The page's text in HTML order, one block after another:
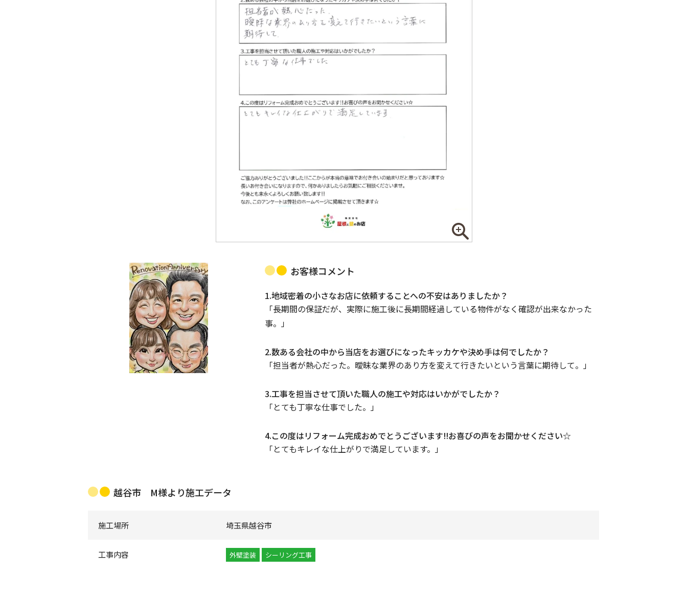
お客様コメント
1.地域密着の小さなお店に依頼することへの不安はありましたか？
「長期間の保証だが、実際に施工後に長期間経過している物件がなく確認が出来なかった
事。」
2.数ある会社の中から当店をお選びになったキッカケや決め手は何でしたか？
「担当者が熱心だった。曖昧な業界のあり方を変えて行きたいという言葉に期待して。」
3.工事を担当させて頂いた職人の施工や対応はいかがでしたか？
「とても丁寧な仕事でした。」
4.この度はリフォーム完成おめでとうございます‼お喜びの声をお聞かせください☆
「とてもキレイな仕上がりで満足しています。」
越谷市 M様より施工データ
施工場所 埼玉県越谷市
工事内容 外壁塗装 シーリング工事